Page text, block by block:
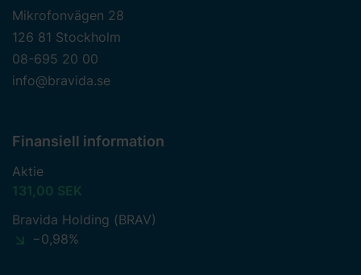
Mikrofonvägen 28
126 81 Stockholm
08-695 20 00
info@bravida.se
Finansiell information
Aktie
131,00 SEK
Bravida Holding (BRAV)
−0,98%